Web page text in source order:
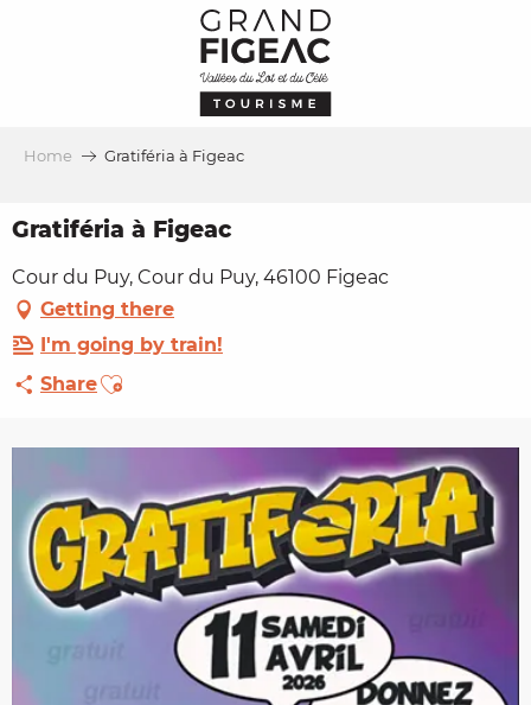
Home Gratiféria à Figeac
Gratiféria à Figeac
Cour du Puy, Cour du Puy, 46100 Figeac
Getting there
I'm going by train!
ShareAjouter aux favoris